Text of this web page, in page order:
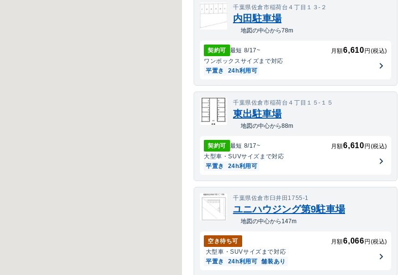
千葉県佐倉市稲荷台４丁目１３-２
内田駐車場
地図の中心から78m
契約可 最短 8/17~ 月額6,610 円(税込)
ワンボックスサイズまで対応
平置き
24h利用可
千葉県佐倉市稲荷台４丁目１５-１５
東出駐車場
地図の中心から88m
契約可 最短 8/17~ 月額6,610 円(税込)
大型車・SUVサイズまで対応
平置き
24h利用可
千葉県佐倉市臼井田1755-1
ユニハウジング第9駐車場
地図の中心から147m
空き待ち可 月額6,066 円(税込)
大型車・SUVサイズまで対応
平置き
24h利用可 舗装あり